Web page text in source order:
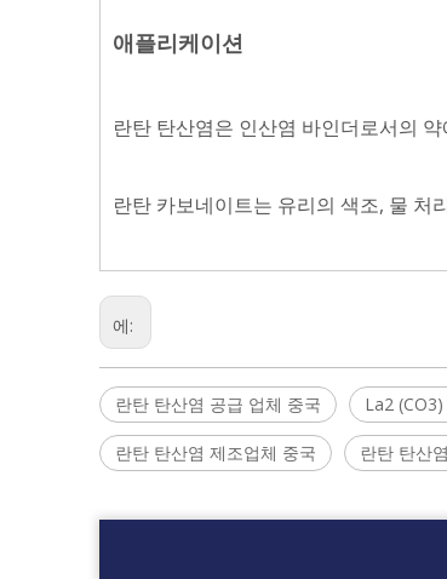
애플리케이션
란탄 탄산염은 인산염 바인더로서의
란탄 카보네이트는 유리의 색조, 물 처
에:
란탄 탄산염 공급 업체 중국 La2 (CO3)
란탄 탄산염 제조업체 중국 란탄 탄산